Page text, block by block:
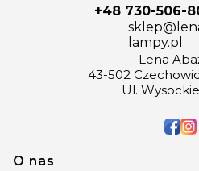
+48 730-506-
lampy.pl
Lena
43-502
Ul.
Linki w stopce
O nas